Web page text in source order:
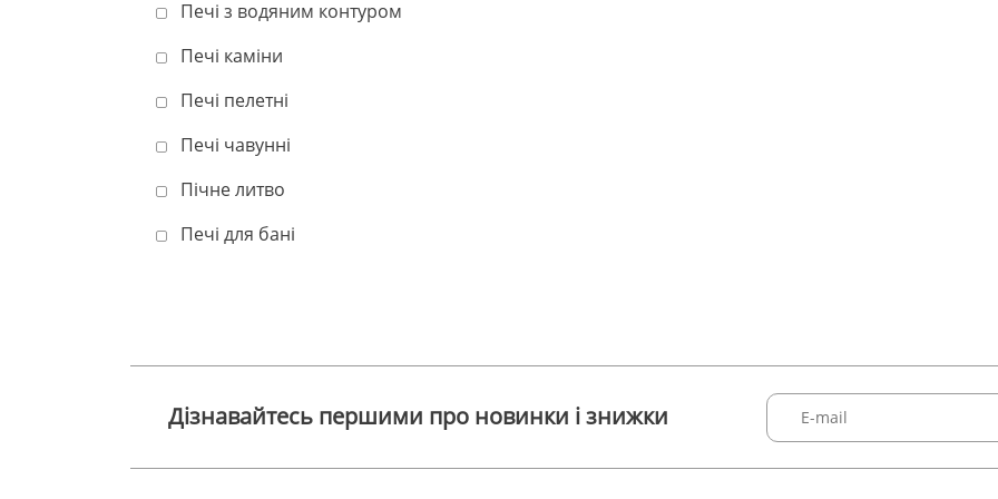
Печі з водяним контуром
Печі каміни
Печі пелетні
Печі чавунні
Пічне литво
Печі для бані
Дізнавайтесь першими про новинки і знижки